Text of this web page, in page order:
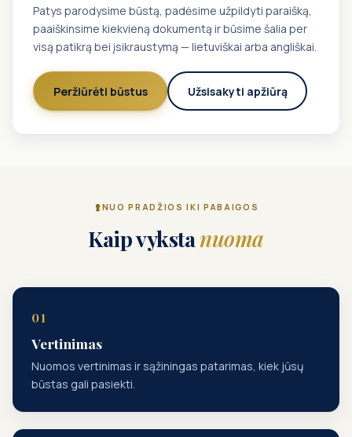
Patys parodysime būstą, padėsime užpildyti paraišką,
paaiškinsime kiekvieną dokumentą ir būsime šalia per
visą patikrą bei įsikraustymą — lietuviškai arba angliškai.
Peržiūrėti būstus Užsisakyti apžiūrą
NUO PRADŽIOS IKI PABAIGOS
Kaip vykstanuoma
Vertinimas
Nuomos vertinimas ir sąžiningas patarimas, kiek jūsų
būstas gali pasiekti.